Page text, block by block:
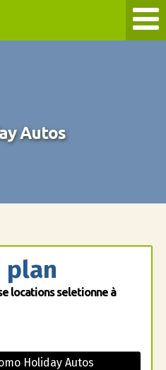
Autos
plan
locations seletionne à
Holiday Autos